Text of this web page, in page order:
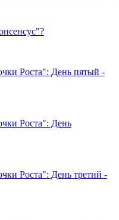
Роста": День пятый -
Роста": День
Роста": День третий -